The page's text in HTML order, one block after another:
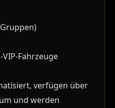
Fahrzeuge
verfügen über
und werden